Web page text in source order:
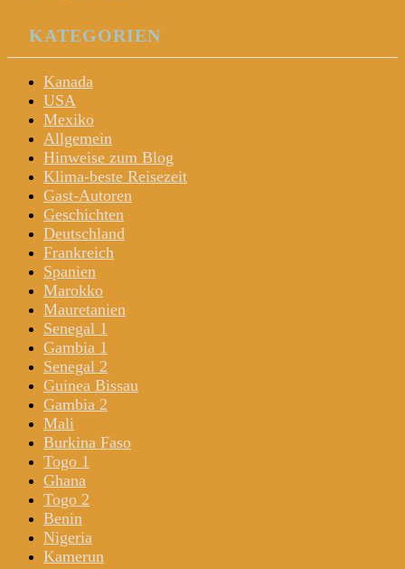
KATEGORIEN
Kanada
USA
Mexiko
Allgemein
Hinweise zum Blog
Klima-beste Reisezeit
Gast-Autoren
Geschichten
Deutschland
Frankreich
Spanien
Marokko
Mauretanien
Senegal 1
Gambia 1
Senegal 2
Guinea Bissau
Gambia 2
Mali
Burkina Faso
Togo 1
Ghana
Togo 2
Benin
Nigeria
Kamerun